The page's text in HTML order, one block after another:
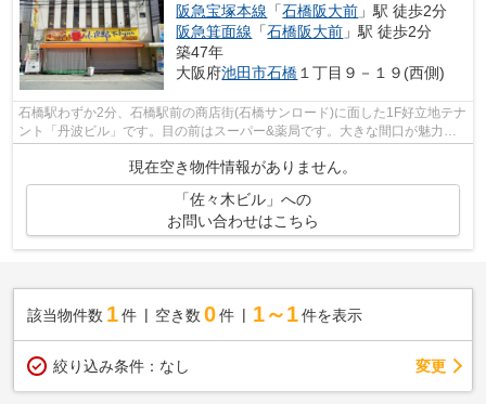
阪急宝塚本線 「石橋阪大前 」駅 徒歩2分
阪急箕面線 「石橋阪大前 」駅 徒歩2分
築47年
大阪府池田市石橋 １丁目９－１９(西側)
石橋駅わずか2分、石橋駅前の商店街(石橋サンロード)に面した1F好立地テナ
ント「丹波ビル」です。目の前はスーパー&薬局です。大きな間口が魅力で
現在空き物件情報がありません。
「佐々木ビル」への
お問い合わせはこちら
該当物件数 1件 空き数 0 件 1～1 件を表示
絞り込み条件： なし 変更